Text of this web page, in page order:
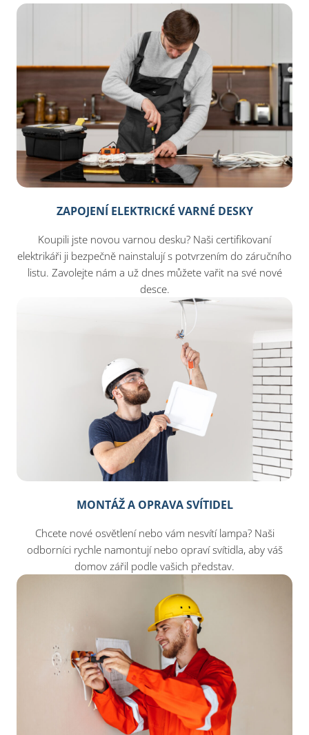
systémů.
ZAPOJENÍ ELEKTRICKÉ VARNÉ DESKY
Koupili jste novou varnou desku? Naši certifikovaní
elektrikáři ji bezpečně nainstalují s potvrzením do záručního
listu. Zavolejte nám a už dnes můžete vařit na své nové
desce.
MONTÁŽ A OPRAVA SVÍTIDEL
Chcete nové osvětlení nebo vám nesvítí lampa? Naši
odborníci rychle namontují nebo opraví svítidla, aby váš
domov zářil podle vašich představ.